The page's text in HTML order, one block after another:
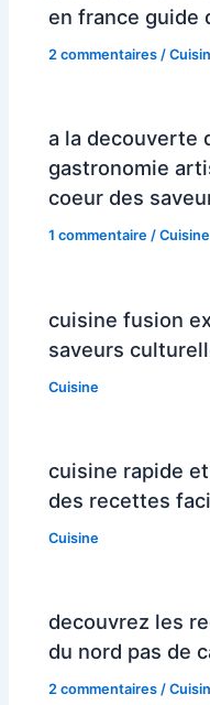
en france guide
2 commentaires /
a la decouverte
gastronomie
coeur des
1 commentaire /Cuisine
cuisine fusion
saveurs
Cuisine
cuisine rapide
des recettes
Cuisine
decouvrez les
du nord pas de
2 commentaires /